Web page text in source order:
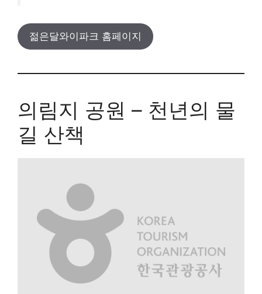
젊은달와이파크 홈페이지
의림지 공원 – 천년의 물
길 산책